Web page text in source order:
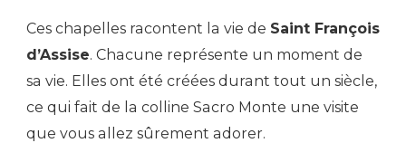
Ces chapelles racontent la vie de Saint François
d’Assise. Chacune représente un moment de
sa vie. Elles ont été créées durant tout un siècle,
ce qui fait de la colline Sacro Monte une visite
que vous allez sûrement adorer.